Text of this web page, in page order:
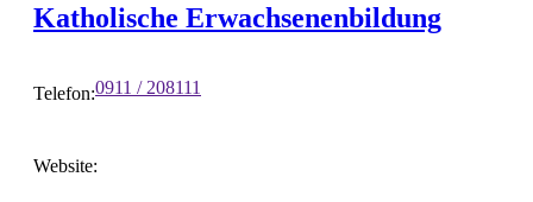
Katholische Erwachsenenbildung
Telefon:0911 / 208111
Website: